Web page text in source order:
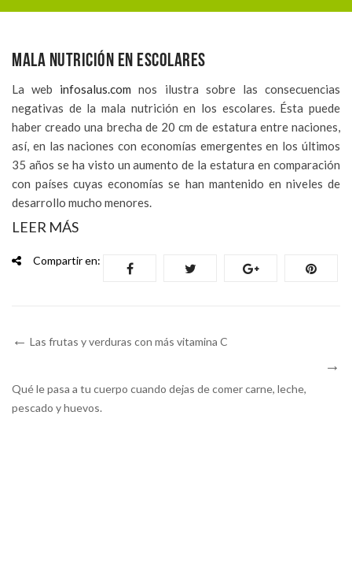
MALA NUTRICIÓN EN ESCOLARES
La web infosalus.com nos ilustra sobre las consecuencias
negativas de la mala nutrición en los escolares. Ésta puede
haber creado una brecha de 20 cm de estatura entre naciones,
así, en las naciones con economías emergentes en los últimos
35 años se ha visto un aumento de la estatura en comparación
con países cuyas economías se han mantenido en niveles de
desarrollo mucho menores.
LEER MÁS
Compartir en:
Las frutas y verduras con más vitamina C
Qué le pasa a tu cuerpo cuando dejas de comer carne, leche,
pescado y huevos.